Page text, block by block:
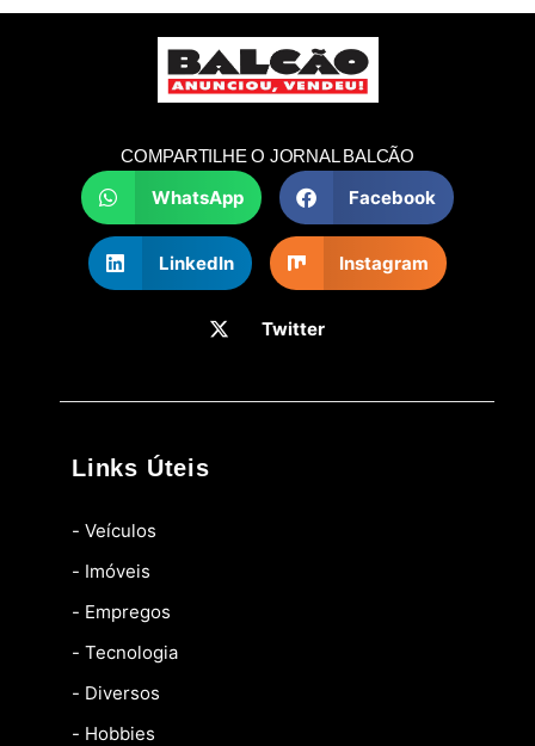
COMPARTILHE O JORNAL BALCÃO
WhatsApp Facebook
LinkedIn Instagram
Twitter
Links Úteis
- Veículos
- Imóveis
- Empregos
- Tecnologia
- Diversos
- Hobbies